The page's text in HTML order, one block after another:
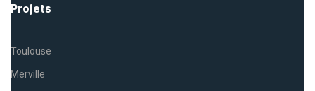
Projets
Toulouse
Merville